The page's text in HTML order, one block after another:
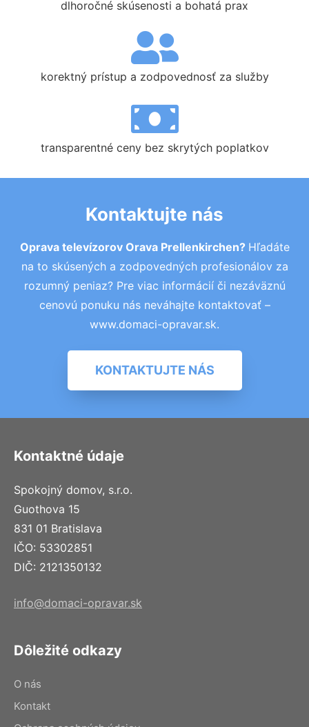
dlhoročné skúsenosti a bohatá prax
korektný prístup a zodpovednosť za služby
transparentné ceny bez skrytých poplatkov
Kontaktujte nás
Oprava televízorov Orava Prellenkirchen? Hľadáte
na to skúsených a zodpovedných profesionálov za
rozumný peniaz? Pre viac informácií či nezáväznú
cenovú ponuku nás neváhajte kontaktovať –
www.domaci-opravar.sk.
KONTAKTUJTE NÁS
Kontaktné údaje
Spokojný domov, s.r.o.
Guothova 15
831 01 Bratislava
IČO: 53302851
DIČ: 2121350132
info@domaci-opravar.sk
Dôležité odkazy
O nás
Kontakt